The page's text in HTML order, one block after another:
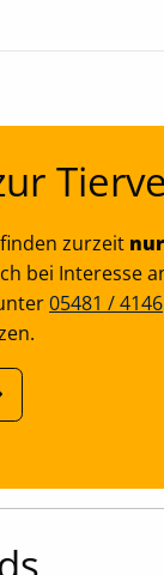
zurzeit
bei Interesse
05481 / 4146